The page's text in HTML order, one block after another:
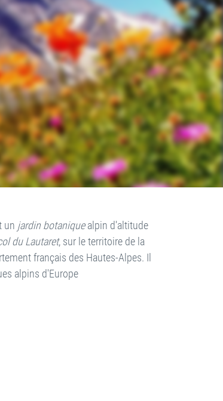
un jardin botaniquealpin d'altitude
du Lautaret, sur le territoire de la
français des Hautes-Alpes. Il
alpins d'Europe